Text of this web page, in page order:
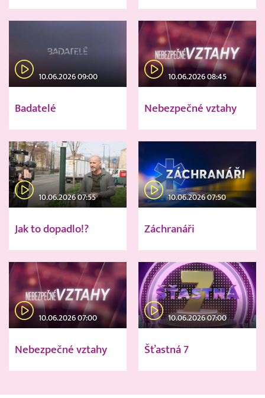
10.06.2026 09:00
Badatelé
10.06.2026 08:45
Nebezpečné vztahy
10.06.2026 07:55
Jak to dopadlo!?
10.06.2026 07:50
Záchranáři
10.06.2026 07:00
Nebezpečné vztahy
10.06.2026 07:00
Šťastná 7